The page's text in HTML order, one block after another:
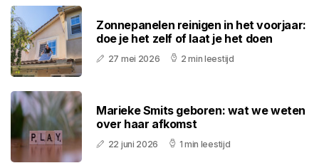
Zonnepanelen reinigen in het voorjaar:
doe je het zelf of laat je het doen
27 mei 2026 2 min leestijd
Marieke Smits geboren: wat we weten
over haar afkomst
22 juni 2026 1 min leestijd